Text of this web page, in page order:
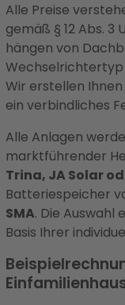
Alle Preise
gemäß § 12 Abs. 3
hängen von
Wir erstellen
ein verbindliches
Alle Anlagen
marktführender
Trina, JA Solar
Batteriespeicher
SMA. Die
Basis Ihrer